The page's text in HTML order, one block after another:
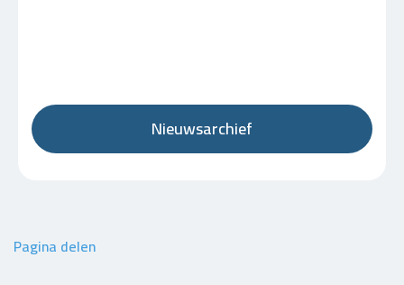
Nieuwsarchief
Pagina delen